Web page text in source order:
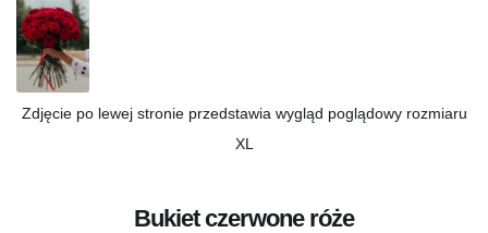
Zdjęcie po lewej stronie przedstawia wygląd poglądowy rozmiaru
XL
Bukiet czerwone róże